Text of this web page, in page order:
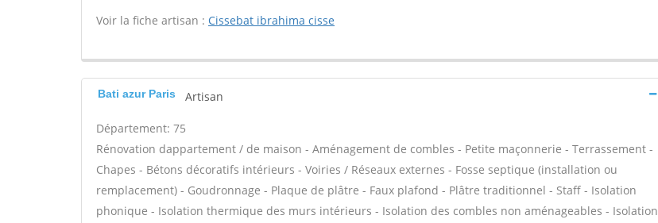
Voir la fiche artisan : Cissebat ibrahima cisse
Bati azur Paris Artisan
Département: 75
Rénovation dappartement / de maison - Aménagement de combles - Petite maçonnerie - Terrassement -
Chapes - Bétons décoratifs intérieurs - Voiries / Réseaux externes - Fosse septique (installation ou
remplacement) - Goudronnage - Plaque de plâtre - Faux plafond - Plâtre traditionnel - Staff - Isolation
phonique - Isolation thermique des murs intérieurs - Isolation des combles non aménageables - Isolation